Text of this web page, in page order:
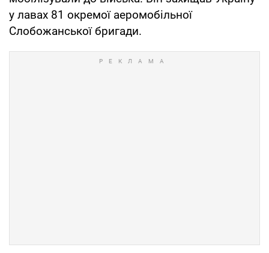
у лавах 81 окремої аеромобільної
Слобожанської бригади.